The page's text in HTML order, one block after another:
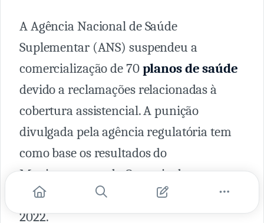
A Agência Nacional de Saúde
Suplementar (ANS) suspendeu a
comercialização de 70planos de saúde
devido a reclamações relacionadas à
cobertura assistencial. A punição
divulgada pela agência regulatória tem
como base os resultados do
Monitoramento da Garantia de
Atendimento do segundo trimestre de
2022.